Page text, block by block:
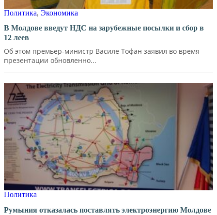
Политика, Экономика
В Молдове введут НДС на зарубежные посылки и сбор в
12 леев
Об этом премьер-министр Василе Тофан заявил во время
презентации обновленно...
Политика
Румыния отказалась поставлять электроэнергию Молдове